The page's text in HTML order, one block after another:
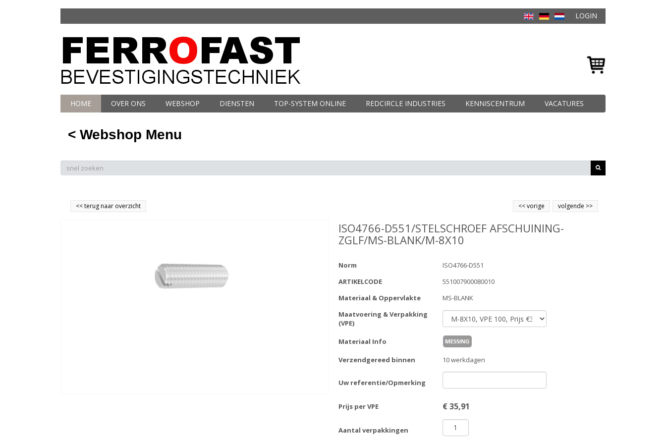
LOGIN
HOME OVER ONS WEBSHOP DIENSTEN TOP-SYSTEM ONLINE REDCIRCLE INDUSTRIES KENNISCENTRUM VACATURES
< Webshop Menu
<<terug naar overzicht volgende >>
<<vorige
ISO4766-D551/STELSCHROEF AFSCHUINING-
ZGLF/MS-BLANK/M-8X10
Norm
ISO4766-D551
ARTIKELCODE
551007900080010
Materiaal & Oppervlakte
MS-BLANK
Maatvoering & Verpakking
(VPE)
Materiaal Info
Verzendgereed binnen 10 werkdagen
Uw referentie/Opmerking
Prijs per VPE €35,91
Aantal verpakkingen